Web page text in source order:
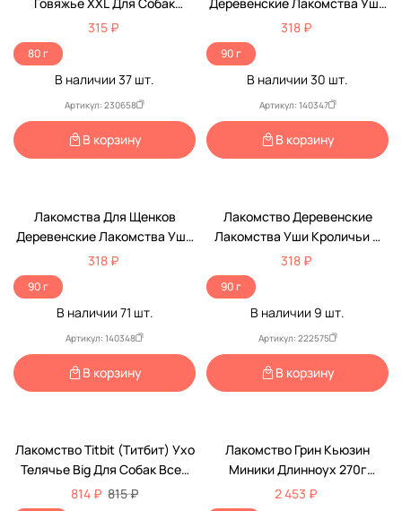
Крупных Пород Натуральное
Сушеное Снек Для Зубов
315 ₽
80 г
В наличии 37 шт.
Артикул: 230658
В корзину
Кроличьи С Мясом Утки 90г
318 ₽
90 г
В наличии 30 шт.
Артикул: 140347
В корзину
Лакомства Для Щенков
Деревенские Лакомства Уши
Кроличьи С Мясом Цыпленка
318 ₽
90 г
В наличии 71 шт.
Артикул: 140348
В корзину
Лакомство Деревенские
Лакомства Уши Кроличьи С
Мясом Цыпленка Для Щенков
318 ₽
90 г
В наличии 9 шт.
Артикул: 222575
В корзину
Лакомство Titbit (Титбит) Ухо
Телячье Big Для Собак Всех
Пород Натуральное Сушеное
814 ₽ 815 ₽
Лакомство Грин Кьюзин
Миники Длинноух 270г
Сушеные Уши Кролика С
2 453 ₽